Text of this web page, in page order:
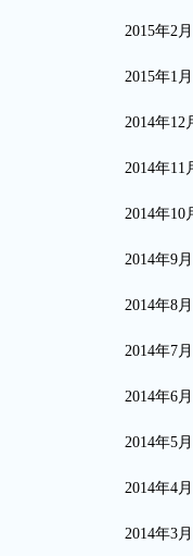
2015年2月
2015年1月
2014年12
2014年11
2014年10
2014年9月
2014年8月
2014年7月
2014年6月
2014年5月
2014年4月
2014年3月